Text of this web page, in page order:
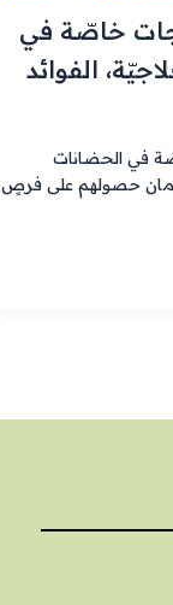
خاصّة في
الفوائد
في الحضانات
حصولهم على فرصٍ